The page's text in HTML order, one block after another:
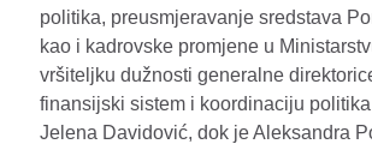
politika, preusmjeravanje sredstava
kao i kadrovske promjene u
vršiteljku dužnosti generalne
finansijski sistem i koordinaciju
Jelena Davidović, dok je Aleksandra